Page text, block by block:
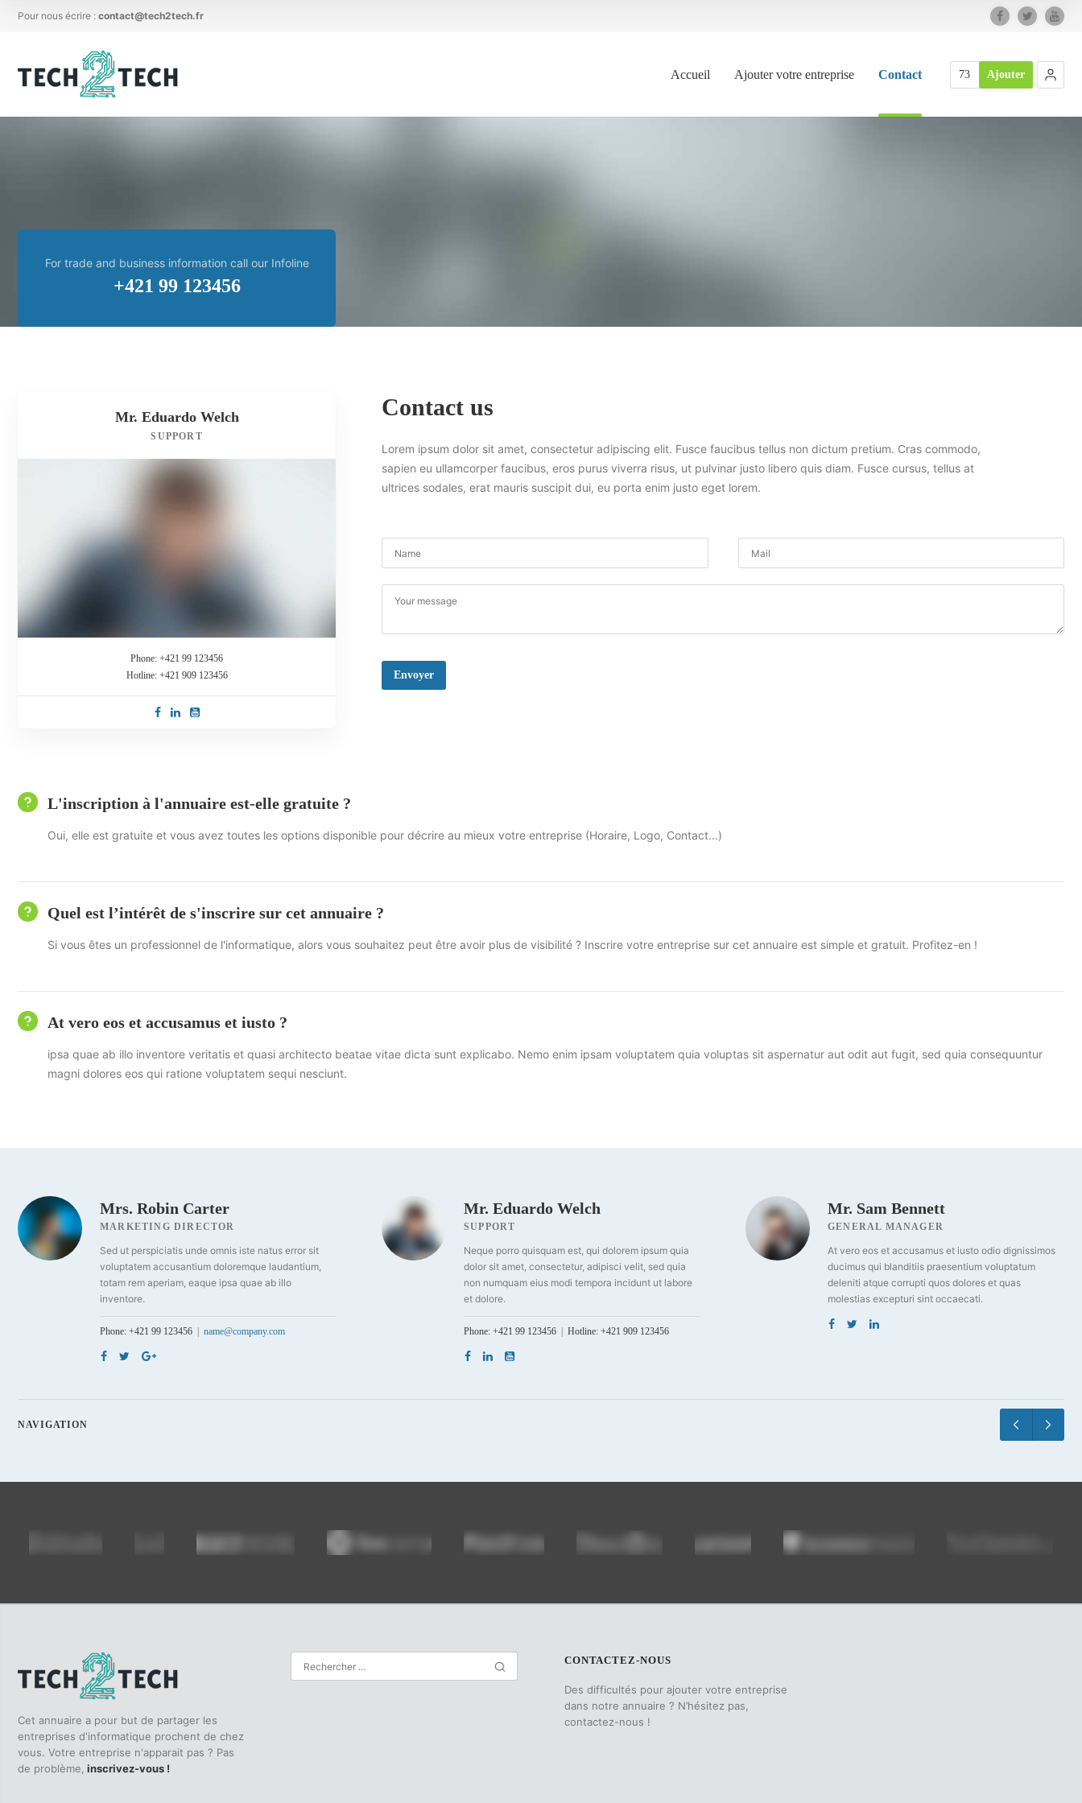
Pour nous écrire : contact@tech2tech.fr
Accueil Ajouter votre entreprise Contact 73 Ajouter
For trade and business information call our Infoline
+421 99 123456
Mr. Eduardo Welch
SUPPORT
Phone: +421 99 123456
Hotline: +421 909 123456
Contact us
Lorem ipsum dolor sit amet, consectetur adipiscing elit. Fusce faucibus tellus non dictum pretium. Cras commodo,
sapien eu ullamcorper faucibus, eros purus viverra risus, ut pulvinar justo libero quis diam. Fusce cursus, tellus at
ultrices sodales, erat mauris suscipit dui, eu porta enim justo eget lorem.
L'inscription à l'annuaire est-elle gratuite ?
Oui, elle est gratuite et vous avez toutes les options disponible pour décrire au mieux votre entreprise (Horaire, Logo, Contact...)
Quel est l’intérêt de s'inscrire sur cet annuaire ?
Si vous êtes un professionnel de l'informatique, alors vous souhaitez peut être avoir plus de visibilité ? Inscrire votre entreprise sur cet annuaire est simple et gratuit. Profitez-en !
At vero eos et accusamus et iusto ?
ipsa quae ab illo inventore veritatis et quasi architecto beatae vitae dicta sunt explicabo. Nemo enim ipsam voluptatem quia voluptas sit aspernatur aut odit aut fugit, sed quia consequuntur
magni dolores eos qui ratione voluptatem sequi nesciunt.
Mrs. Robin Carter
MARKETING DIRECTOR
Sed ut perspiciatis unde omnis iste natus error sit
voluptatem accusantium doloremque laudantium,
totam rem aperiam, eaque ipsa quae ab illo
inventore.
Phone: +421 99 123456 name@company.com
Mr. Eduardo Welch
SUPPORT
Neque porro quisquam est, qui dolorem ipsum quia
dolor sit amet, consectetur, adipisci velit, sed quia
non numquam eius modi tempora incidunt ut labore
et dolore.
Phone: +421 99 123456 Hotline: +421 909 123456
Mr. Sam Bennett
GENERAL MANAGER
At vero eos et accusamus et iusto odio dignissimos
ducimus qui blanditiis praesentium voluptatum
deleniti atque corrupti quos dolores et quas
molestias excepturi sint occaecati.
NAVIGATION
Cet annuaire a pour but de partager les
entreprises d'informatique prochent de chez
vous. Votre entreprise n'apparait pas ? Pas
de problème, inscrivez-vous !
CONTACTEZ-NOUS
Des difficultés pour ajouter votre entreprise
dans notre annuaire ? N’hésitez pas,
contactez-nous !